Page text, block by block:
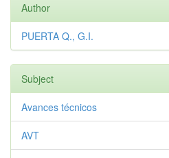
Author
PUERTA Q., G.I.
Subject
Avances técnicos
AVT